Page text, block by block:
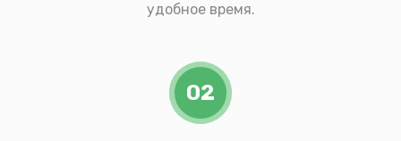
удобное время.
02